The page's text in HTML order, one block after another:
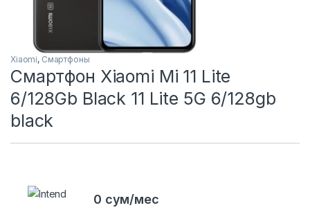
Xiaomi, Смартфоны
Смартфон Xiaomi Mi 11 Lite
6/128Gb Black 11 Lite 5G 6/128gb
black
0 сум/мес